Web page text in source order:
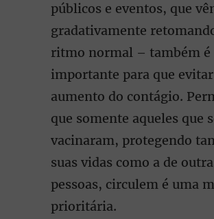
públicos e eventos, que
gradativamente
ritmo normal – também é
importante para que
aumento do contágio.
que somente aqueles que
vacinaram, protegendo
suas vidas como a de
pessoas, circulem é uma
prioritária.